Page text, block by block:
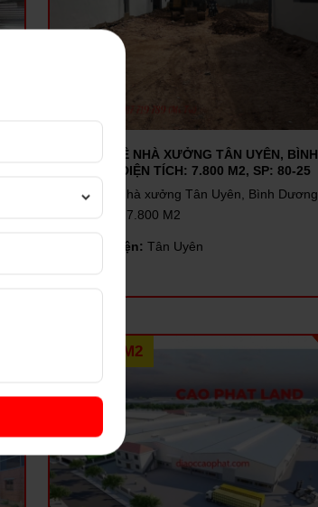
CHO THUÊ NHÀ XƯỞNG TÂN UYÊN, BÌNH
DƯƠNG, DIỆN TÍCH: 7.800 M2, SP: 80-25
Cho thuê nhà xưởng Tân Uyên, Bình Dương
Diện tích:
7.800 M2
Quận/huyện: Tân Uyên
2,7 USD/M2